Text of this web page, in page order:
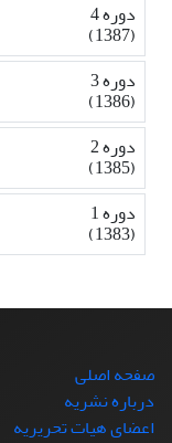
دوره 4
(1387)
دوره 3
(1386)
دوره 2
(1385)
دوره 1
(1383)
صفحه اصلی
درباره نشریه
اعضای هیات تحریریه